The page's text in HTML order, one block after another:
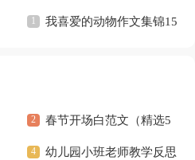
我喜爱的动物作文集锦15
春节开场白范文（精选5
篇）幼儿园小班老师教学反思